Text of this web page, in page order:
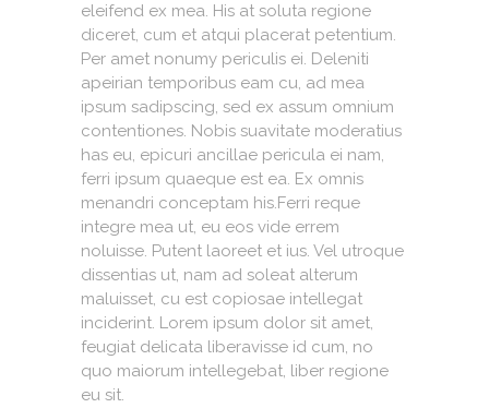
eleifend ex mea. His at soluta regione
diceret, cum et atqui placerat petentium.
Per amet nonumy periculis ei. Deleniti
apeirian temporibus eam cu, ad mea
ipsum sadipscing, sed ex assum omnium
contentiones. Nobis suavitate moderatius
has eu, epicuri ancillae pericula ei nam,
ferri ipsum quaeque est ea. Ex omnis
menandri conceptam his.Ferri reque
integre mea ut, eu eos vide errem
noluisse. Putent laoreet et ius. Vel utroque
dissentias ut, nam ad soleat alterum
maluisset, cu est copiosae intellegat
inciderint. Lorem ipsum dolor sit amet,
feugiat delicata liberavisse id cum, no
quo maiorum intellegebat, liber regione
eu sit.